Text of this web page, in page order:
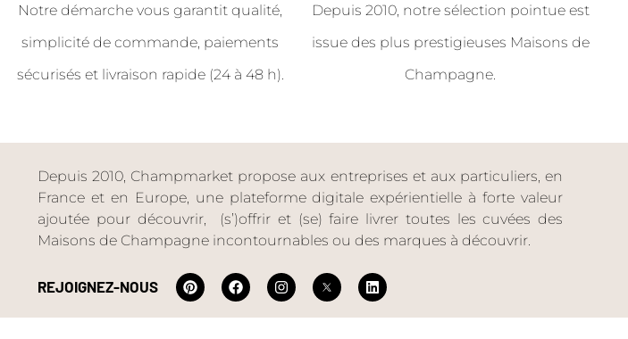
Notre démarche vous garantit qualité,
simplicité de commande, paiements
sécurisés et livraison rapide (24 à 48 h).
Depuis 2010, notre sélection pointue est
issue des plus prestigieuses Maisons de
Champagne.
Depuis 2010, Champmarket propose aux entreprises et aux particuliers, en
France et en Europe, une plateforme digitale expérientielle à forte valeur
ajoutée pour découvrir, (s’)offrir et (se) faire livrer toutes les cuvées des
Maisons de Champagne incontournables ou des marques à découvrir.
REJOIGNEZ-NOUS